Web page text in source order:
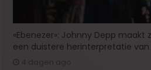
«Ebenezer»: Johnny Depp
een duistere herinterpretatie van